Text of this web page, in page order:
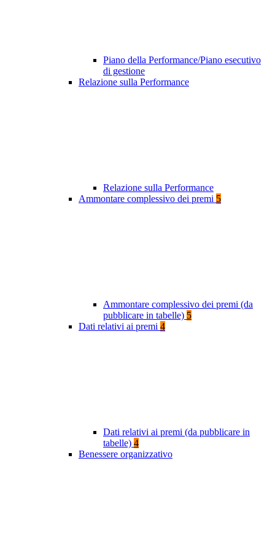
Piano della Performance/Piano esecutivo
di gestione
Relazione sulla Performance
Relazione sulla Performance
Ammontare complessivo dei premi 5
Ammontare complessivo dei premi (da
pubblicare in tabelle) 5
Dati relativi ai premi 4
Dati relativi ai premi (da pubblicare in
tabelle) 4
Benessere organizzativo